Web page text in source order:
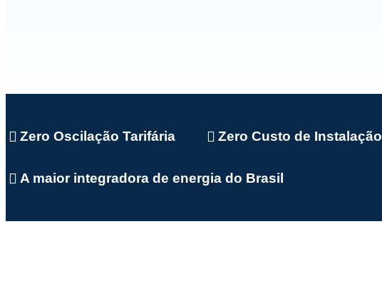
Zero Oscilação Tarifária Zero Custo de Instalação
A maior integradora de energia do Brasil